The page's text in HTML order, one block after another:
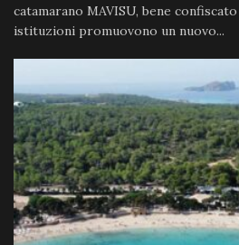
catamarano MAVISU, bene
istituzioni promuovono un nuovo...